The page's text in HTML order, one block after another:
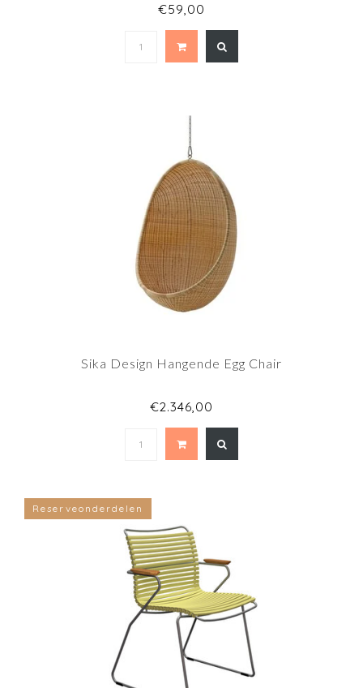
€59,00
Sika Design Hangende Egg Chair
€2.346,00
Reserveonderdelen